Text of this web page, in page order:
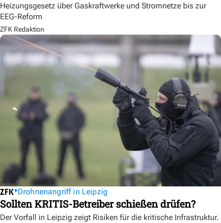
Heizungsgesetz über Gaskraftwerke und Stromnetze bis zur
EEG-Reform
ZFK Redaktion
Drohnenangriff in Leipzig
Sollten KRITIS-Betreiber schießen drüfen?
Der Vorfall in Leipzig zeigt Risiken für die kritische Infrastruktur.